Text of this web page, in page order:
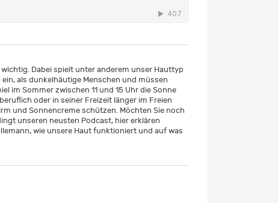
Dabei spielt unter anderem unser Hauttyp
als dunkelhäutige Menschen und müssen
im Sommer zwischen 11 und 15 Uhr die Sonne
oder in seiner Freizeit länger im Freien
und Sonnencreme schützen. Möchten Sie noch
unseren neusten Podcast, hier erklären
wie unsere Haut funktioniert und auf was